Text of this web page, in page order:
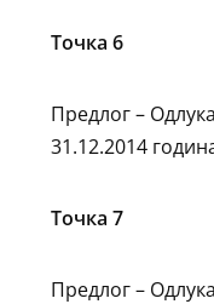
Точка 6
Предлог –
31.12.2014
Точка 7
Предлог –